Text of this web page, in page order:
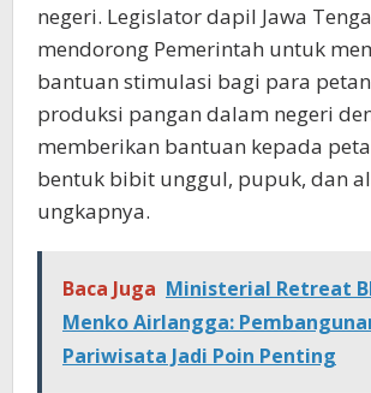
negeri. Legislator dapil Jawa
mendorong Pemerintah untuk
bantuan stimulasi bagi para
produksi pangan dalam negeri
memberikan bantuan kepada
bentuk bibit unggul, pupuk, dan
ungkapnya.
Baca Juga Ministerial Retreat
Menko Airlangga:
Pariwisata Jadi Poin Penting